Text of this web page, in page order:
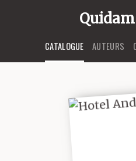
Quidam
CATALOGUE AUTEURS